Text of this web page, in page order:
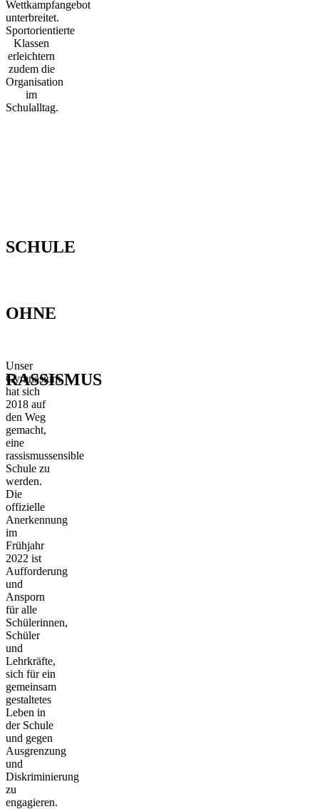
Wettkampfangebot
unterbreitet.
Sportorientierte
Klassen
erleichtern
zudem die
Organisation
im
Schulalltag.
SCHULE
OHNE
RASSISMUS
Unser
Gymnasium
hat sich
2018 auf
den Weg
gemacht,
eine
rassismussensible
Schule zu
werden.
Die
offizielle
Anerkennung
im
Frühjahr
2022 ist
Aufforderung
und
Ansporn
für alle
Schülerinnen,
Schüler
und
Lehrkräfte,
sich für ein
gemeinsam
gestaltetes
Leben in
der Schule
und gegen
Ausgrenzung
und
Diskriminierung
zu
engagieren.